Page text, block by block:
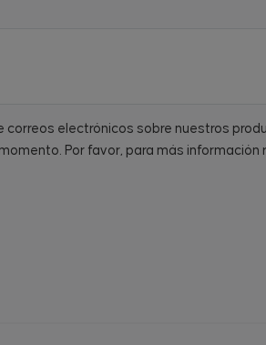
electrónicos sobre nuestros
Por favor, para más información